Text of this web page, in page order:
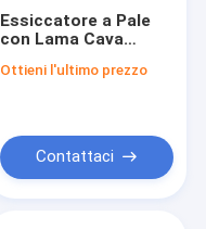
Essiccatore a Pale
con Lama Cava
Basso Consumo
Ottieni l'ultimo prezzo
Contattaci